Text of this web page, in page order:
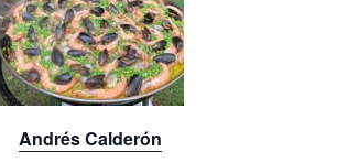
Andrés Calderón